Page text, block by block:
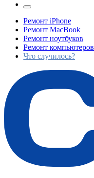
Ремонт iPhone
Ремонт MacBook
Ремонт ноутбуков
Ремонт компьютеров
Что случилось?